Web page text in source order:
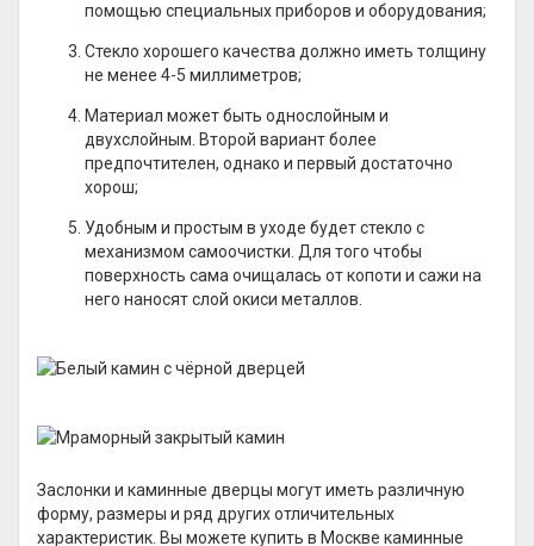
помощью специальных приборов и оборудования;
Стекло хорошего качества должно иметь толщину
не менее 4-5 миллиметров;
Материал может быть однослойным и
двухслойным. Второй вариант более
предпочтителен, однако и первый достаточно
хорош;
Удобным и простым в уходе будет стекло с
механизмом самоочистки. Для того чтобы
поверхность сама очищалась от копоти и сажи на
него наносят слой окиси металлов.
Заслонки и каминные дверцы могут иметь различную
форму, размеры и ряд других отличительных
характеристик. Вы можете купить в Москве каминные